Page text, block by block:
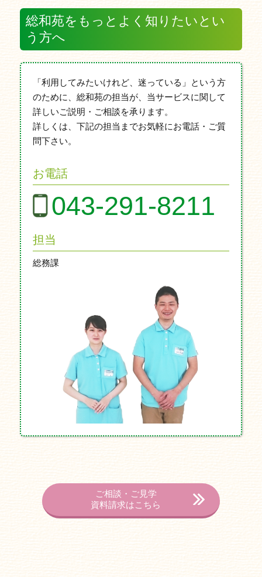
総和苑をもっとよく知りたいとい
う方へ
「利用してみたいけれど、迷っている」という方
のために、総和苑の担当が、当サービスに関して
詳しいご説明・ご相談を承ります。
詳しくは、下記の担当までお気軽にお電話・ご質
問下さい。
お電話
043-291-8211
担当
総務課
ご相談・ご見学
資料請求はこちら